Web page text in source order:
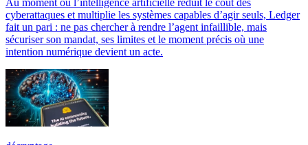
cyberattaques et multiplie les systèmes capables d’agir seuls, Ledger
fait un pari : ne pas chercher à rendre l’agent infaillible, mais
sécuriser son mandat, ses limites et le moment précis où une
intention numérique devient un acte.